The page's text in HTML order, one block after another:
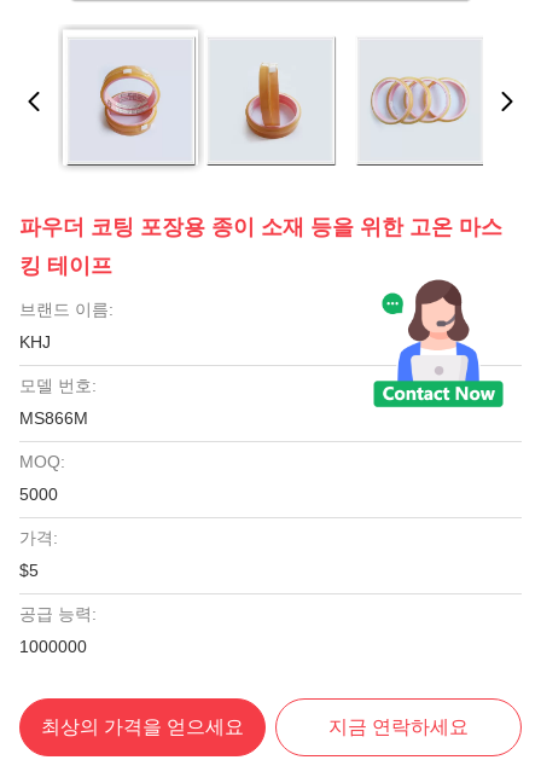
파우더 코팅 포장용 종이 소재 등을 위한 고온 마스
킹 테이프
브랜드 이름:
KHJ
모델 번호:
MS866M
MOQ:
5000
가격:
$5
공급 능력:
1000000
최상의 가격을 얻으세요 지금 연락하세요